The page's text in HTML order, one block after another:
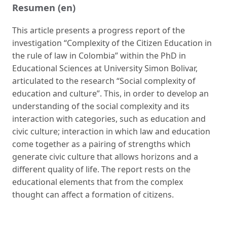
Resumen (en)
This article presents a progress report of the
investigation “Complexity of the Citizen Education in
the rule of law in Colombia” within the PhD in
Educational Sciences at University Simon Bolivar,
articulated to the research “Social complexity of
education and culture”. This, in order to develop an
understanding of the social complexity and its
interaction with categories, such as education and
civic culture; interaction in which law and education
come together as a pairing of strengths which
generate civic culture that allows horizons and a
different quality of life. The report rests on the
educational elements that from the complex
thought can affect a formation of citizens.